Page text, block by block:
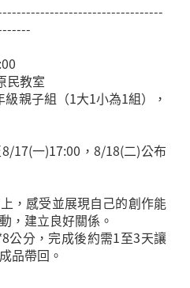
民教室
親子組（1大1小為1組），
17(一)17:00，8/18(二)公布
，感受並展現自己的創作能
，建立良好關係。
公分，完成後約需1至3天讓
品帶回。